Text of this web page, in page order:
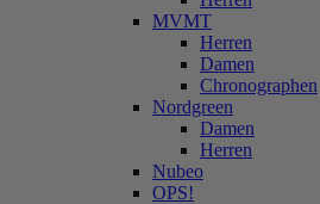
MVMT
Herren
Damen
Chronographen
Nordgreen
Damen
Herren
Nubeo
OPS!